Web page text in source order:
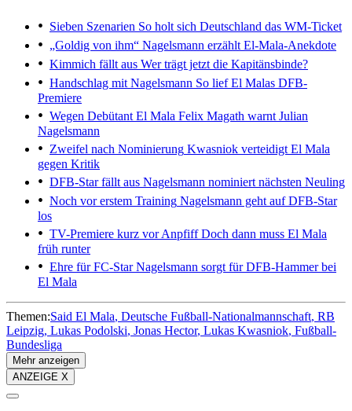
Sieben Szenarien So holt sich Deutschland das WM-Ticket
„Goldig von ihm“ Nagelsmann erzählt El-Mala-Anekdote
Kimmich fällt aus Wer trägt jetzt die Kapitänsbinde?
Handschlag mit Nagelsmann So lief El Malas DFB-
Premiere
Wegen Debütant El Mala Felix Magath warnt Julian
Nagelsmann
Zweifel nach Nominierung Kwasniok verteidigt El Mala
gegen Kritik
DFB-Star fällt aus Nagelsmann nominiert nächsten Neuling
Noch vor erstem Training Nagelsmann geht auf DFB-Star
los
TV-Premiere kurz vor AnpfiffDoch dann muss El Mala
früh runter
Ehre für FC-StarNagelsmann sorgt für DFB-Hammer bei
El Mala
Themen:Said El Mala Deutsche Fußball-Nationalmannschaft RB
Leipzig Lukas Podolski Jonas Hector Lukas Kwasniok Fußball-
Bundesliga
Mehr anzeigen
ANZEIGE X